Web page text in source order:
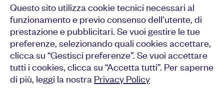
Questo sito utilizza cookie tecnici necessari al
funzionamento e previo consenso dell’utente, di
prestazione e pubblicitari. Se vuoi gestire le tue
preferenze, selezionando quali cookies accettare,
clicca su “Gestisci preferenze”. Se vuoi accettare
tutti i cookies, clicca su “Accetta tutti”. Per saperne
di più, leggi la nostra Privacy Policy
YouTube
LinkedIn